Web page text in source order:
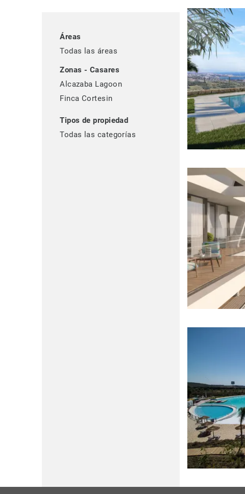
Áreas
Todas las áreas
Zonas - Casares
Alcazaba Lagoon
Finca Cortesin
Tipos de propiedad
Todas las categorías